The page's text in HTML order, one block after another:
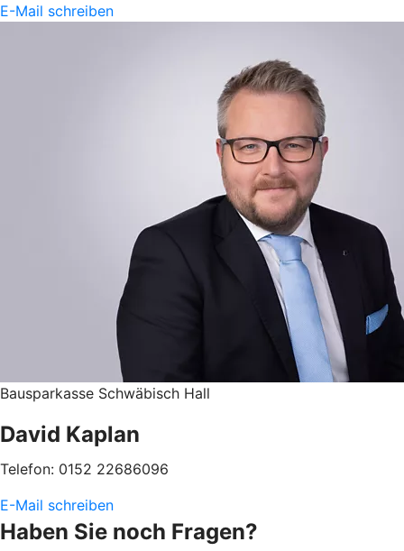
E-Mail schreiben
Bausparkasse Schwäbisch Hall
David Kaplan
Telefon: 0152 22686096
E-Mail schreiben
Haben Sie noch Fragen?